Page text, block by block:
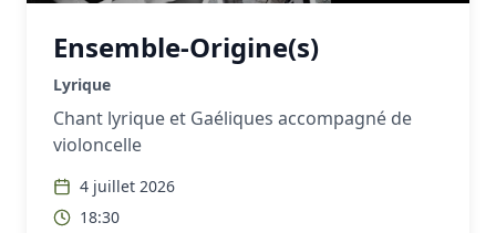
Ensemble-Origine(s)
Lyrique
Chant lyrique et Gaéliques accompagné de
violoncelle
4 juillet 2026
18:30